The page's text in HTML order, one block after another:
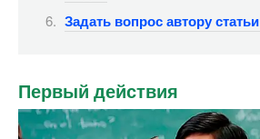
Задать вопрос автору статьи
Первый действия